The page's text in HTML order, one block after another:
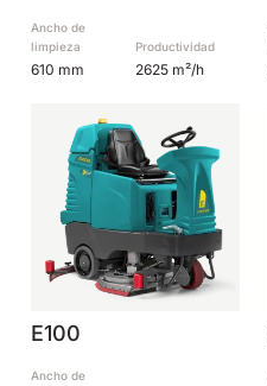
Ancho de
limpieza
610 mm
Productividad
2625 m²/h
E100
Ancho de